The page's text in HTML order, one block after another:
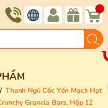
/ Thanh Ngũ Cốc Yến Mạch Hạt
Granola Bars, Hộp 12